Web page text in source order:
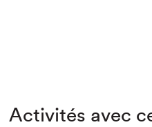
Activités avec